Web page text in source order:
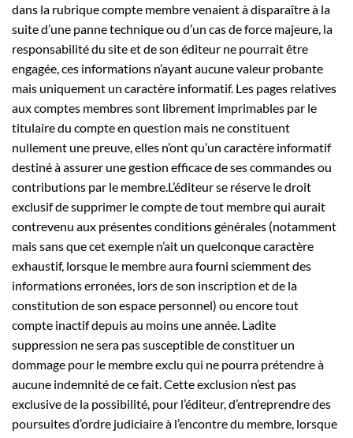
dans la rubrique compte membre venaient à disparaître à la
suite d’une panne technique ou d’un cas de force majeure, la
responsabilité du site et de son éditeur ne pourrait être
engagée, ces informations n’ayant aucune valeur probante
mais uniquement un caractère informatif. Les pages relatives
aux comptes membres sont librement imprimables par le
titulaire du compte en question mais ne constituent
nullement une preuve, elles n’ont qu’un caractère informatif
destiné à assurer une gestion efficace de ses commandes ou
contributions par le membre.L’éditeur se réserve le droit
exclusif de supprimer le compte de tout membre qui aurait
contrevenu aux présentes conditions générales (notamment
mais sans que cet exemple n’ait un quelconque caractère
exhaustif, lorsque le membre aura fourni sciemment des
informations erronées, lors de son inscription et de la
constitution de son espace personnel) ou encore tout
compte inactif depuis au moins une année. Ladite
suppression ne sera pas susceptible de constituer un
dommage pour le membre exclu qui ne pourra prétendre à
aucune indemnité de ce fait. Cette exclusion n’est pas
exclusive de la possibilité, pour l’éditeur, d’entreprendre des
poursuites d’ordre judiciaire à l’encontre du membre, lorsque